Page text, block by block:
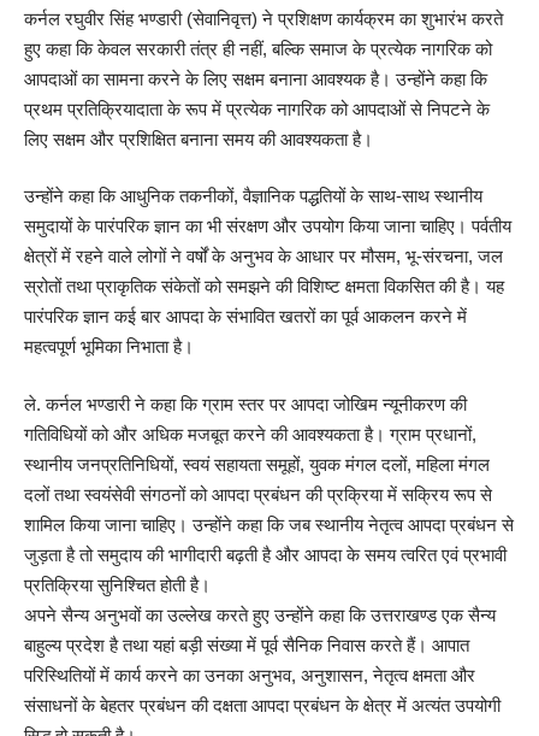
कर्नल रघुवीर सिंह भण्डारी (सेवानिवृत्त) ने प्रशिक्षण कार्यक्रम का शुभारंभ करते
हुए कहा कि केवल सरकारी तंत्र ही नहीं, बल्कि समाज के प्रत्येक नागरिक को
आपदाओं का सामना करने के लिए सक्षम बनाना आवश्यक है। उन्होंने कहा कि
प्रथम प्रतिक्रियादाता के रूप में प्रत्येक नागरिक को आपदाओं से निपटने के
लिए सक्षम और प्रशिक्षित बनाना समय की आवश्यकता है।
उन्होंने कहा कि आधुनिक तकनीकों, वैज्ञानिक पद्धतियों के साथ-साथ स्थानीय
समुदायों के पारंपरिक ज्ञान का भी संरक्षण और उपयोग किया जाना चाहिए। पर्वतीय
क्षेत्रों में रहने वाले लोगों ने वर्षों के अनुभव के आधार पर मौसम, भू-संरचना, जल
स्रोतों तथा प्राकृतिक संकेतों को समझने की विशिष्ट क्षमता विकसित की है। यह
पारंपरिक ज्ञान कई बार आपदा के संभावित खतरों का पूर्व आकलन करने में
महत्वपूर्ण भूमिका निभाता है।
ले. कर्नल भण्डारी ने कहा कि ग्राम स्तर पर आपदा जोखिम न्यूनीकरण की
गतिविधियों को और अधिक मजबूत करने की आवश्यकता है। ग्राम प्रधानों,
स्थानीय जनप्रतिनिधियों, स्वयं सहायता समूहों, युवक मंगल दलों, महिला मंगल
दलों तथा स्वयंसेवी संगठनों को आपदा प्रबंधन की प्रक्रिया में सक्रिय रूप से
शामिल किया जाना चाहिए। उन्होंने कहा कि जब स्थानीय नेतृत्व आपदा प्रबंधन से
जुड़ता है तो समुदाय की भागीदारी बढ़ती है और आपदा के समय त्वरित एवं प्रभावी
प्रतिक्रिया सुनिश्चित होती है।
अपने सैन्य अनुभवों का उल्लेख करते हुए उन्होंने कहा कि उत्तराखण्ड एक सैन्य
बाहुल्य प्रदेश है तथा यहां बड़ी संख्या में पूर्व सैनिक निवास करते हैं। आपात
परिस्थितियों में कार्य करने का उनका अनुभव, अनुशासन, नेतृत्व क्षमता और
संसाधनों के बेहतर प्रबंधन की दक्षता आपदा प्रबंधन के क्षेत्र में अत्यंत उपयोगी